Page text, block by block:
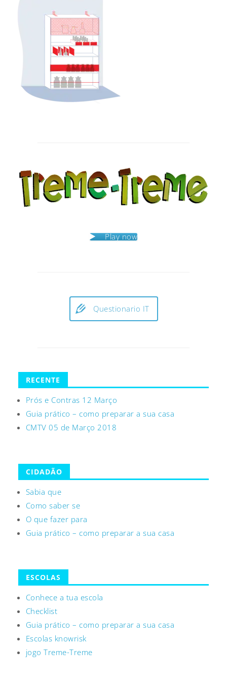
Play now
Questionario IT
RECENTE
Prós e Contras 12 Março
Guia prático – como preparar a sua casa
CMTV 05 de Março 2018
CIDADÃO
Sabia que
Como saber se
O que fazer para
Guia prático – como preparar a sua casa
ESCOLAS
Conhece a tua escola
Checklist
Guia prático – como preparar a sua casa
Escolas knowrisk
jogo Treme-Treme